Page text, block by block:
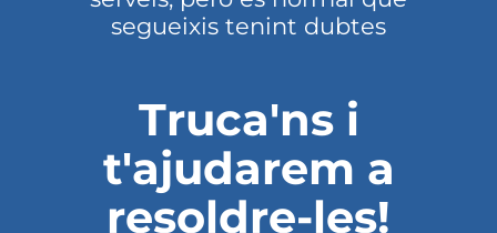
segueixis tenint dubtes
Truca'ns i
t'ajudarem a
resoldre-les!